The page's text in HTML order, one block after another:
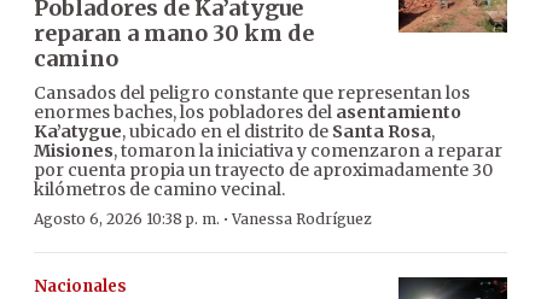
Pobladores de Ka’atygue
reparan a mano 30 km de
camino
Cansados del peligro constante que representan los
enormes baches, los pobladores del asentamiento
Ka’atygue, ubicado en el distrito de Santa Rosa,
Misiones, tomaron la iniciativa y comenzaron a reparar
por cuenta propia un trayecto de aproximadamente 30
kilómetros de camino vecinal.
Agosto 6, 2026 10:38 p. m. ·Vanessa Rodríguez
Nacionales